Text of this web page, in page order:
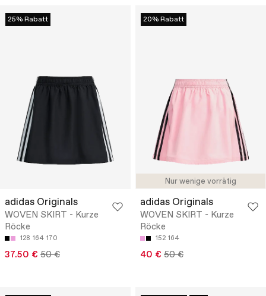
25% Rabatt
adidas Originals
WOVEN SKIRT - Kurze
Röcke
128 164 170
37.50 € 50 €
Nur wenige vorrätig
20% Rabatt
adidas Originals
WOVEN SKIRT - Kurze
Röcke
152 164
40 € 50 €